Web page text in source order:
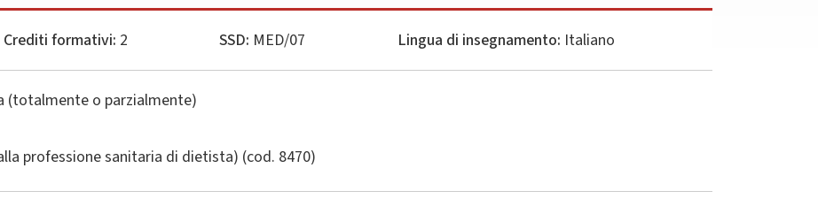
Crediti formativi: 2 SSD: MED/07 Lingua di insegnamento: Italiano
(totalmente o parzialmente)
professione sanitaria di dietista) (cod. 8470)